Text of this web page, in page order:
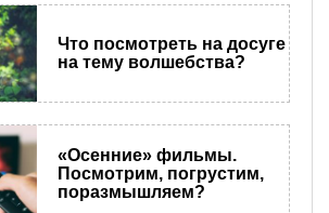
Что посмотреть на досуге
на тему волшебства?
«Осенние» фильмы.
Посмотрим, погрустим,
поразмышляем?